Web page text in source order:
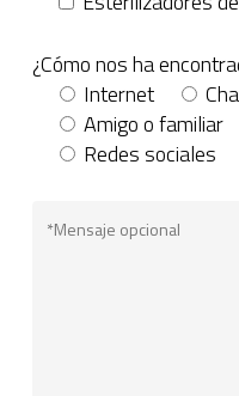
¿Cómo nos ha
Internet
Amigo o familiar
Redes sociales